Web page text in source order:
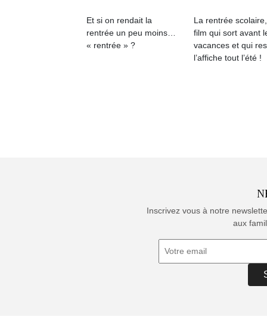
Et si on rendait la
rentrée un peu moins…
« rentrée » ?
La rentrée
film qui sort avant
vacances et qui
l’affiche tout l’été !
Inscrivez vous à notre
aux